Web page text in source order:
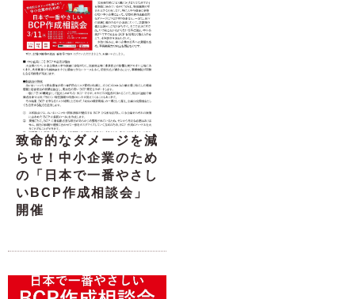
致命的なダメージを減
らせ！中小企業のため
の「日本で一番やさし
いBCP作成相談会」
開催